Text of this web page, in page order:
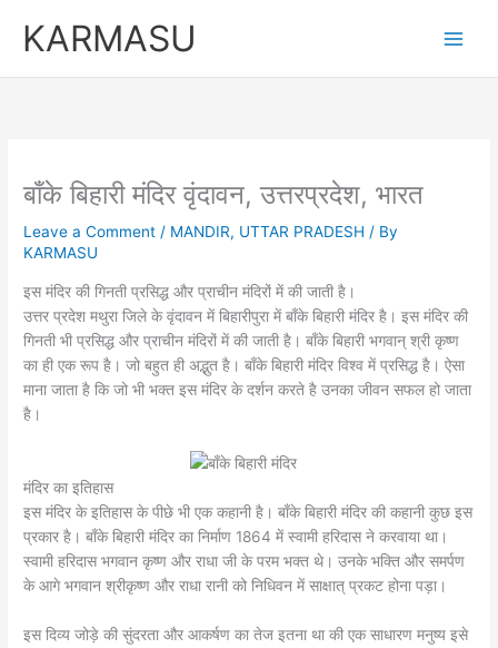
KARMASU
बाँके बिहारी मंदिर वृंदावन, उत्तरप्रदेश, भारत
Leave a Comment / MANDIR, UTTAR PRADESH / By
KARMASU
इस मंदिर की गिनती प्रसिद्ध और प्राचीन मंदिरों में की जाती है।
उत्तर प्रदेश मथुरा जिले के वृंदावन में बिहारीपुरा में बाँके बिहारी मंदिर है। इस मंदिर की
गिनती भी प्रसिद्ध और प्राचीन मंदिरों में की जाती है। बाँके बिहारी भगवान् श्री कृष्ण
का ही एक रूप है। जो बहुत ही अद्भुत है। बाँके बिहारी मंदिर विश्व में प्रसिद्ध है। ऐसा
माना जाता है कि जो भी भक्त इस मंदिर के दर्शन करते है उनका जीवन सफल हो जाता
है।
मंदिर का इतिहास
इस मंदिर के इतिहास के पीछे भी एक कहानी है। बाँके बिहारी मंदिर की कहानी कुछ इस
प्रकार है। बाँके बिहारी मंदिर का निर्माण 1864 में स्वामी हरिदास ने करवाया था।
स्वामी हरिदास भगवान कृष्ण और राधा जी के परम भक्त थे। उनके भक्ति और समर्पण
के आगे भगवान श्रीकृष्ण और राधा रानी को निधिवन में साक्षात् प्रकट होना पड़ा।
इस दिव्य जोड़े की सुंदरता और आकर्षण का तेज इतना था की एक साधारण मनुष्य इसे